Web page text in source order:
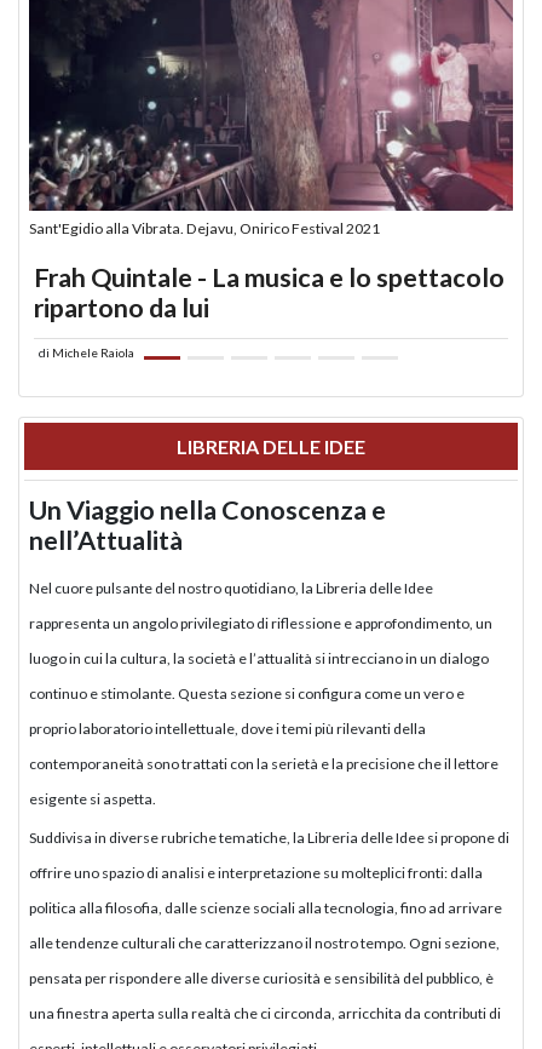
Sant'Egidio alla Vibrata. Dejavu, Onirico Festival 2021
Frah Quintale - La musica e lo spettacolo
ripartono da lui
di Michele Raiola
LIBRERIA DELLE IDEE
Un Viaggio nella Conoscenza e
nell’Attualità
Nel cuore pulsante del nostro quotidiano, la Libreria delle Idee
rappresenta un angolo privilegiato di riflessione e approfondimento, un
luogo in cui la cultura, la società e l’attualità si intrecciano in un dialogo
continuo e stimolante. Questa sezione si configura come un vero e
proprio laboratorio intellettuale, dove i temi più rilevanti della
contemporaneità sono trattati con la serietà e la precisione che il lettore
esigente si aspetta.
Suddivisa in diverse rubriche tematiche, la Libreria delle Idee si propone di
offrire uno spazio di analisi e interpretazione su molteplici fronti: dalla
politica alla filosofia, dalle scienze sociali alla tecnologia, fino ad arrivare
alle tendenze culturali che caratterizzano il nostro tempo. Ogni sezione,
pensata per rispondere alle diverse curiosità e sensibilità del pubblico, è
una finestra aperta sulla realtà che ci circonda, arricchita da contributi di